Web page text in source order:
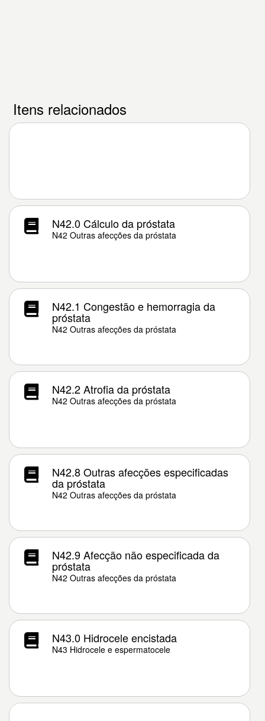
Itens relacionados
N42.0 Cálculo da próstata
N42 Outras afecções da próstata
N42.1 Congestão e hemorragia da
próstata
N42 Outras afecções da próstata
N42.2 Atrofia da próstata
N42 Outras afecções da próstata
N42.8 Outras afecções especificadas
da próstata
N42 Outras afecções da próstata
N42.9 Afecção não especificada da
próstata
N42 Outras afecções da próstata
N43.0 Hidrocele encistada
N43 Hidrocele e espermatocele